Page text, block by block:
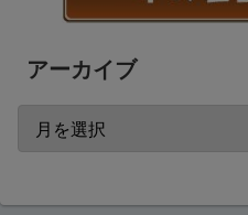
アーカイブ